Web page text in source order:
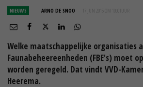
NIEUWS ARNO DE SNOO 17 JUN 2015 OM 10:01
Welke maatschappelijke organisaties
Faunabeheereenheden (FBE's) moet
worden geregeld. Dat vindt VVD-
Heerema.